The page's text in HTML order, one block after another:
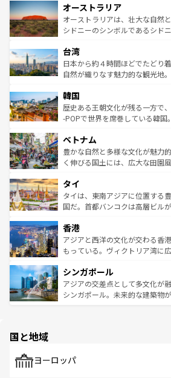
部のニューオーリンズでは、音
文化が魅力。旅行者はアメリカ
しみながら、その多様性と豊か
ならではの贅沢な旅のスタイルだ。 なお、新着のアメ
情報はコンテンツ一覧を参照し
ワイ島は見逃せない。また、定
島だが、静かな自然を求めるな
おすすめ。エメラルドグリーン
れるおもてなしの心で訪れる人
人々、おいしいローカルフード
ク、伝統的なフラダンスなど、
ワイを、存分に味わってほしい。 なお、新着のハワイ情報
はコンテンツ一覧を参照してほ
オーストラリア
オーストラリアは、壮大な自然
シドニーのシンボルであるシド
リアリーフや大陸中央部にそび
ク）、タスマニアの美しい原生
ど、見どころがたくさん。また
いる。アクティビティも充実し
ビング、ハイキングなど、アウ
い。オーストラリアの多彩な魅
参照してほしい。
台湾
日本から約４時間ほどでたどり
自然が織りなす魅力的な観光地
ン）、静ひつな山岳地帯である
と山間の静けさが共存しており
驚きをもたらしてくれる。また
容にもいいと評判のスイーツな
が味わえる。 なお、新着の台
照してほしい。
韓国
歴史ある王朝文化が残る一方で
-POPで世界を席巻している韓国
き、地方に足を延ばせば四季折
できる。そして、キムチや焼肉
まで、さまざまな韓国料理が待
リティに包まれながら、韓国の
わってみてほしい。
覧を参照してほしい。
ベトナム
豊かな自然と多様な文化が魅力
く伸びる国土には、広大な田園
急速な発展と共に伝統が息づく
ーチミン市のフランス統治時代
醸し出している。また、バラエ
とつ。フォーやバインミー、ベ
ひ現地で味わいたい。どの地域
が旅行者を迎えてくれるので、
参照してほしい。
タイ
タイは、東南アジアに位置する
国だ。首都バンコクは高層ビル
の活気が交差している。北部で
帯で自然と触れ合い、南部では
いビーチでリゾート気分を楽し
激する。気候は一年中温暖で、
が待っている。親しみやすいタ
た文化、そして多様な観光資源
香港
アジアと西洋の文化が交わる香
もっている。ヴィクトリア湾に
み、どこを訪れても感動するは
ており、効率よく見どころを回
うな絶景から文化的な体験まで
シンガポール
アジアの交差点として多文化が
シンガポール。未来的な建築物
で、ホーカーズは地元の風情を
国と地域
ヨーロッパ